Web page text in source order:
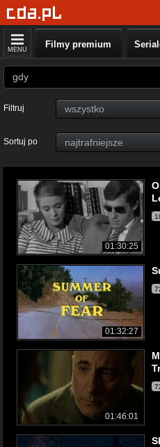
MENU Filmy premium
Filtruj
Sortuj po
01:30:25
01:32:27
01:46:01